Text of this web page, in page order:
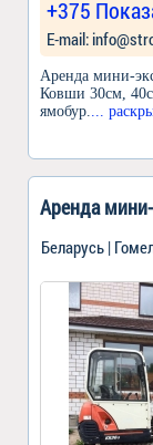
+375
Е-mail:
Аренда мини-
Ковши 30см,
ямобур....
Аренда
Беларусь |